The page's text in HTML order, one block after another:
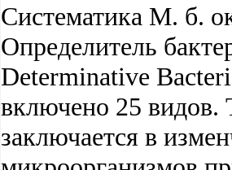
Систематика М. б.
Определитель
Determinative
включено 25 видов.
заключается в